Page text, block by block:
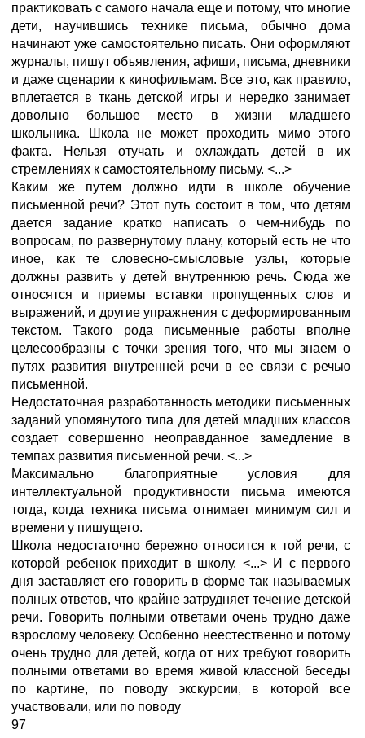
практиковать с самого начала еще и потому, что многие
дети, научившись технике письма, обычно дома
начинают уже самостоятельно писать. Они оформляют
журналы, пишут объявления, афиши, письма, дневники
и даже сценарии к кинофильмам. Все это, как правило,
вплетается в ткань детской игры и нередко занимает
довольно большое место в жизни младшего
школьника. Школа не может проходить мимо этого
факта. Нельзя отучать и охлаждать детей в их
стремлениях к самостоятельному письму. <...>
Каким же путем должно идти в школе обучение
письменной речи? Этот путь состоит в том, что детям
дается задание кратко написать о чем-нибудь по
вопросам, по развернутому плану, который есть не что
иное, как те словесно-смысловые узлы, которые
должны развить у детей внутреннюю речь. Сюда же
относятся и приемы вставки пропущенных слов и
выражений, и другие упражнения с деформированным
текстом. Такого рода письменные работы вполне
целесообразны с точки зрения того, что мы знаем о
путях развития внутренней речи в ее связи с речью
письменной.
Недостаточная разработанность методики письменных
заданий упомянутого типа для детей младших классов
создает совершенно неоправданное замедление в
темпах развития письменной речи. <...>
Максимально благоприятные условия для
интеллектуальной продуктивности письма имеются
тогда, когда техника письма отнимает минимум сил и
времени у пишущего.
Школа недостаточно бережно относится к той речи, с
которой ребенок приходит в школу. <...> И с первого
дня заставляет его говорить в форме так называемых
полных ответов, что крайне затрудняет течение детской
речи. Говорить полными ответами очень трудно даже
взрослому человеку. Особенно неестественно и потому
очень трудно для детей, когда от них требуют говорить
полными ответами во время живой классной беседы
по картине, по поводу экскурсии, в которой все
участвовали, или по поводу
97